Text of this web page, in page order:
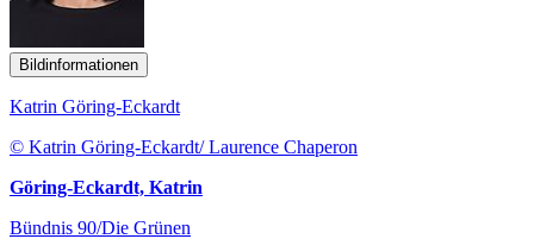
Bildinformationen
Katrin Göring-Eckardt
© Katrin Göring-Eckardt/ Laurence Chaperon
Göring-Eckardt, Katrin
Bündnis 90/Die Grünen